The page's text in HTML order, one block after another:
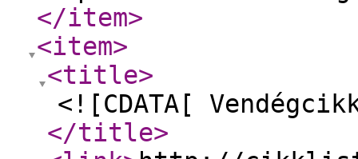
</item>
<item>
<title>
<![CDATA[
</title>